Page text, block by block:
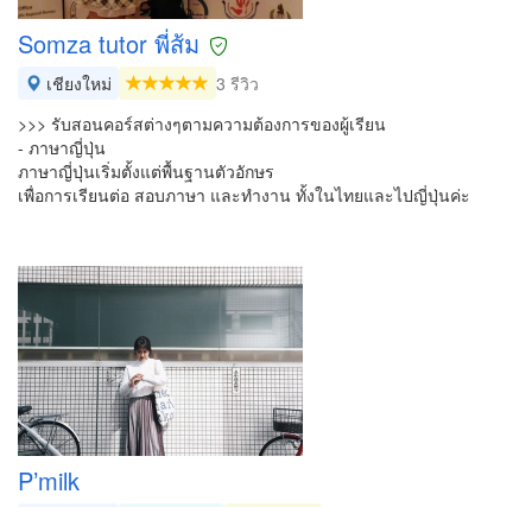
Somza tutor พี่ส้ม
เชียงใหม่
3 รีวิว
>>> รับสอนคอร์สต่างๆตามความต้องการของผู้เรียน
- ภาษาญี่ปุ่น
ภาษาญี่ปุ่นเริ่มตั้งแต่พื้นฐานตัวอักษร
เพื่อการเรียนต่อ สอบภาษา และทำงาน ทั้งในไทยและไปญี่ปุ่นค่ะ
P’milk